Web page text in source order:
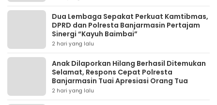
Dua Lembaga Sepakat Perkuat Kamtibmas,
DPRD dan Polresta Banjarmasin Pertajam
Sinergi “Kayuh Baimbai”
2 hari yang lalu
Anak Dilaporkan Hilang Berhasil Ditemukan
Selamat, Respons Cepat Polresta
Banjarmasin Tuai Apresiasi Orang Tua
2 hari yang lalu